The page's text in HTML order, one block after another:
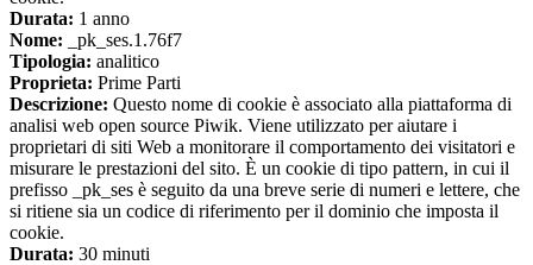
Durata: 1 anno
Nome: _pk_ses.1.76f7
Tipologia: analitico
Proprieta: Prime Parti
Descrizione: Questo nome di cookie è associato alla piattaforma di
analisi web open source Piwik. Viene utilizzato per aiutare i
proprietari di siti Web a monitorare il comportamento dei visitatori e
misurare le prestazioni del sito. È un cookie di tipo pattern, in cui il
prefisso _pk_ses è seguito da una breve serie di numeri e lettere, che
si ritiene sia un codice di riferimento per il dominio che imposta il
cookie.
Durata: 30 minuti